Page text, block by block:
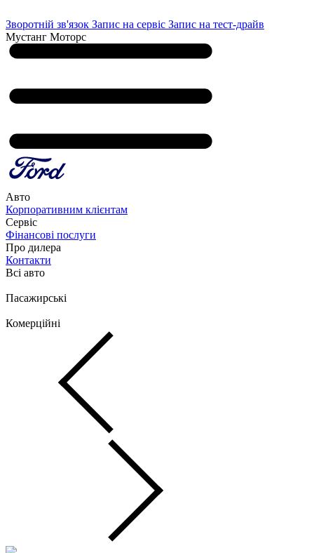
Зворотній зв'язок Запис на сервіс Запис на тест-драйв
Мустанг Моторс
Авто
Корпоративним клієнтам
Сервіс
Фінансові послуги
Про дилера
Контакти
Всі авто
Пасажирські
Комерційні